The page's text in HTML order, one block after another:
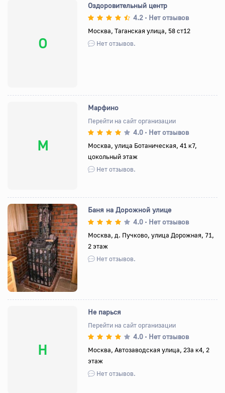
О
Оздоровительный центр
4.2 • Нет отзывов
Москва, Таганская улица, 58 ст12
Нет отзывов.
М
Марфино
Перейти на сайт организации
4.0 • Нет отзывов
Москва, улица Ботаническая, 41 к7,
цокольный этаж
Нет отзывов.
Назад Вперед
Баня на Дорожной улице
4.0 • Нет отзывов
Москва, д. Пучково, улица Дорожная, 71,
2 этаж
Нет отзывов.
Н
Не парься
Перейти на сайт организации
4.0 • Нет отзывов
Москва, Автозаводская улица, 23а к4, 2
этаж
Нет отзывов.